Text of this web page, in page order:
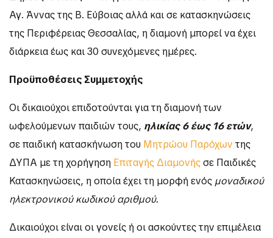
Αγ. Άννας της Β. Εύβοιας αλλά και σε κατασκηνώσεις
της Περιφέρειας Θεσσαλίας, η διαμονή μπορεί να έχει
διάρκεια έως και 30 συνεχόμενες ημέρες.
Προϋποθέσεις Συμμετοχής
Οι δικαιούχοι επιδοτούνται για τη διαμονή των
ωφελούμενων παιδιών τους, ηλικίας 6 έως 16 ετών,
σε παιδική κατασκήνωση του Μητρώου Παρόχων της
ΔΥΠΑ με τη χορήγηση Επιταγής Διαμονήςσε Παιδικές
Κατασκηνώσεις, η οποία έχει τη μορφή ενός μοναδικού
ηλεκτρονικού κωδικού αριθμού.
Δικαιούχοι είναι οι γονείς ή οι ασκούντες την επιμέλεια